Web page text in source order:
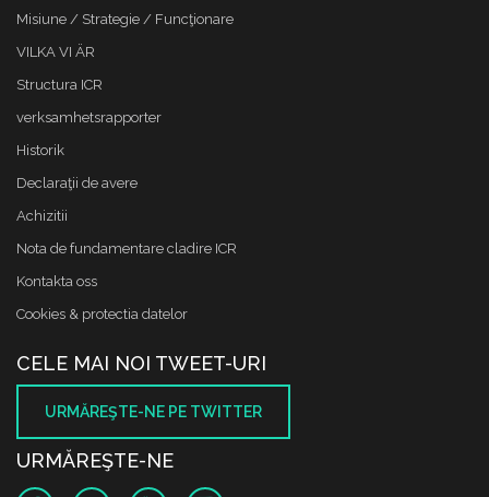
Misiune / Strategie / Funcţionare
VILKA VI ÄR
Structura ICR
verksamhetsrapporter
Historik
Declaraţii de avere
Achizitii
Nota de fundamentare cladire ICR
Kontakta oss
Cookies & protectia datelor
CELE MAI NOI TWEET-URI
URMĂREŞTE-NE PE TWITTER
URMĂREŞTE-NE